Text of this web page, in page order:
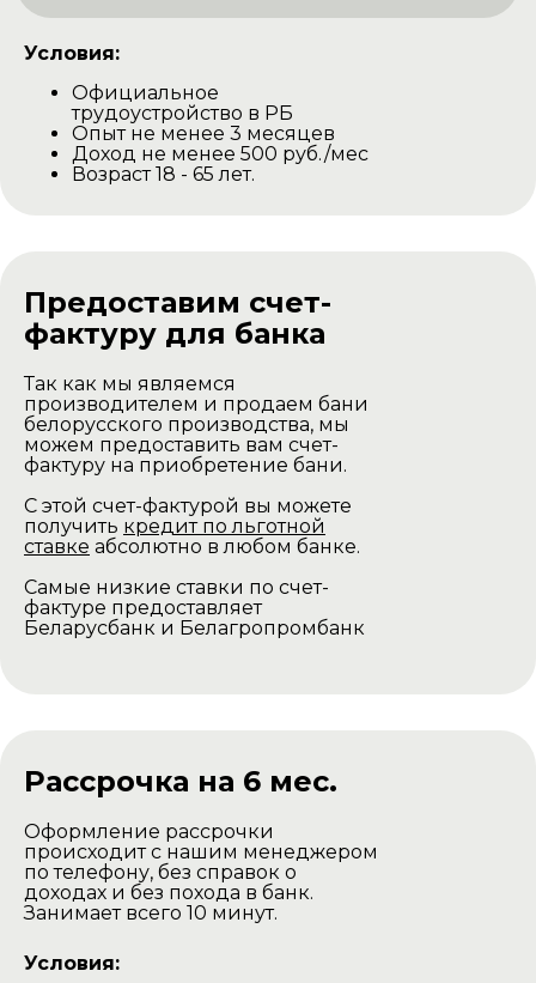
Рассрочка на 6 мес.
Оформление рассрочки
происходит с нашим менеджером
по телефону, без справок о
доходах и без похода в банк.
Занимает всего 10 минут.
Условия:
Условия:
Официальное
трудоустройство в РБ
Опыт не менее 3 месяцев
Доход не менее 500 руб./мес
Возраст 18 - 65 лет.
Предоставим счет-
фактуру для банка
Так как мы являемся
производителем и продаем бани
белорусского производства, мы
можем предоставить вам счет-
фактуру на приобретение бани.
С этой счет-фактурой вы можете
получить кредит по льготной
ставке абсолютно в любом банке.
Самые низкие ставки по счет-
фактуре предоставляет
Беларусбанк и Белагропромбанк